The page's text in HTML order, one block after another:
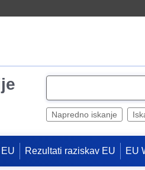
e
Napredno iskanje
Rezultati raziskav EU EU